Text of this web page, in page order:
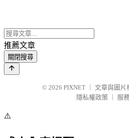
推薦文章
關閉搜尋
© 2026 PIXNET
文章與圖片
隱私權政策
服
⚠️